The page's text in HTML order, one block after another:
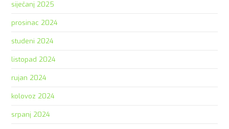
siječanj 2025
prosinac 2024
studeni 2024
listopad 2024
rujan 2024
kolovoz 2024
srpanj 2024